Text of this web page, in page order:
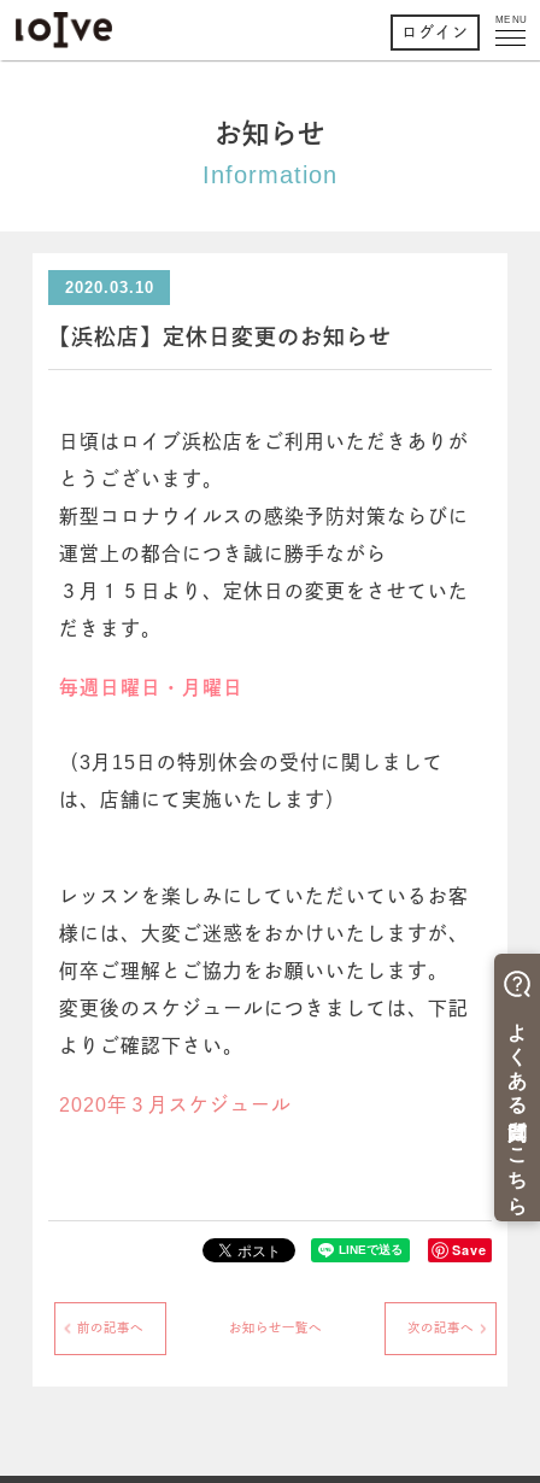
MENU
ログイン
お知らせ
Information
2020.03.10
【浜松店】定休日変更のお知らせ
日頃はロイブ浜松店をご利用いただきありが
とうございます。
新型コロナウイルスの感染予防対策ならびに
運営上の都合につき誠に勝手ながら
３月１５日より、定休日の変更をさせていた
だきます。
毎週日曜日・月曜日
（3月15日の特別休会の受付に関しまして
は、店舗にて実施いたします）
レッスンを楽しみにしていただいているお客
様には、大変ご迷惑をおかけいたしますが、
何卒ご理解とご協力をお願いいたします。
変更後のスケジュールにつきましては、下記
よりご確認下さい。
2020年３月スケジュール
Save
前の記事へ お知らせ一覧へ 次の記事へ